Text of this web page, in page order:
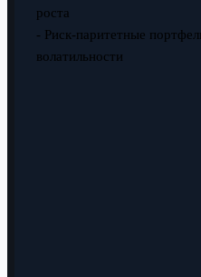
роста
- Риск-паритетные
волатильности